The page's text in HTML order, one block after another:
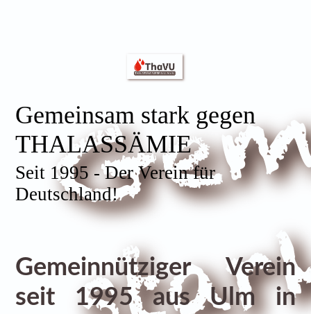
Gemeinsam stark gegen
THALASSÄMIE
Seit 1995 - Der Verein für
Deutschland!
Gemeinnütziger Verein
seit 1995 aus Ulm in